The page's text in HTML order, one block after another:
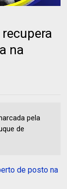
na
pela
de
de posto na